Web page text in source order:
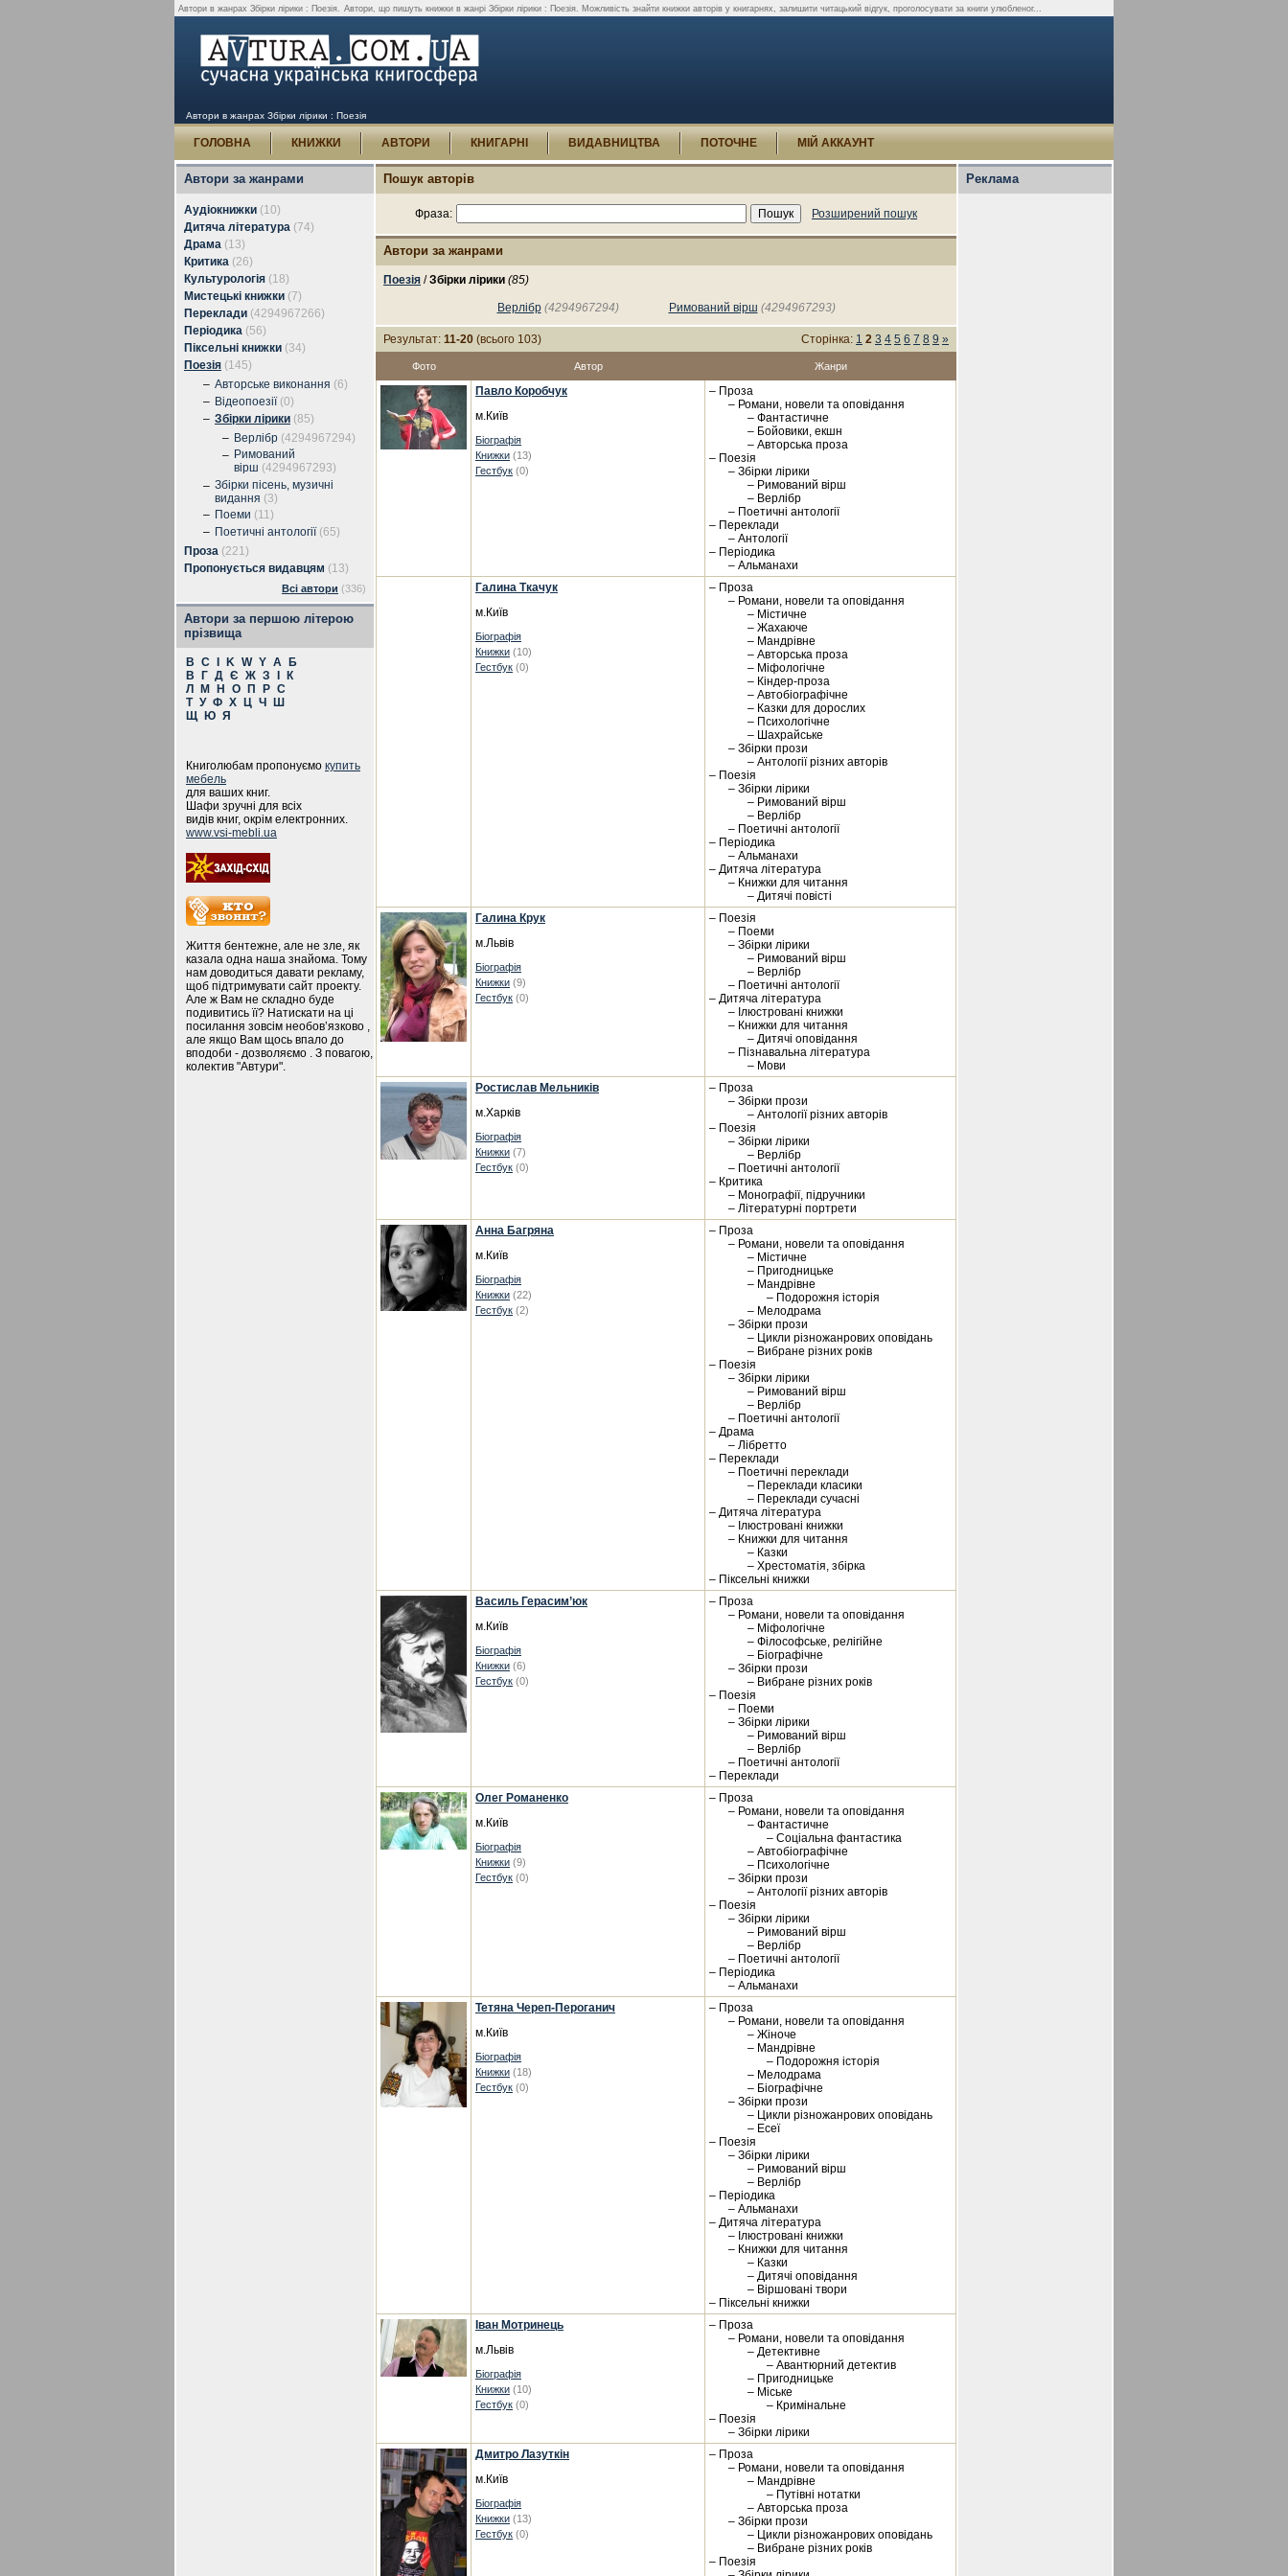
Автори в жанрах Збірки лірики : Поезія. Автори, що пишуть книжки в жанрі Збірки лірики : Поезія. Можливість знайти книжки авторів у книгарнях, залишити читацький відгук, проголосувати за книги улюбленог...
Автори в жанрах Збірки лірики : Поезія
ГОЛОВНА КНИЖКИ АВТОРИ КНИГАРНІ ВИДАВНИЦТВА ПОТОЧНЕ МІЙ АККАУНТ
Автори за жанрами
Аудіокнижки (10)
Дитяча література (74)
Драма (13)
Критика (26)
Культурологія (18)
Мистецькі книжки (7)
Переклади (4294967266)
Періодика (56)
Піксельні книжки (34)
Поезія (145)
– Авторське виконання (6)
– Відеопоезії (0)
– Збірки лірики (85)
– Верлібр (4294967294)
– Римований
вірш (4294967293)
– Збірки пісень, музичні
видання (3)
– Поеми (11)
– Поетичні антології (65)
Проза (221)
Пропонується видавцям (13)
Всі автори (336)
Автори за першою літерою
прізвища
B C K W Y А
Б
В
Г Д Є Ж З
К
Л
М Н О П Р С
Т У Ф Х Ц Ч
Ш
Щ
Ю Я
Книголюбам пропонуємо купить
мебель
для ваших книг.
Шафи зручні для всіх
видів книг, окрім електронних.
www.vsi-mebli.ua
Життя бентежне, але не зле, як
казала одна наша знайома. Тому
нам доводиться давати рекламу,
щоб підтримувати сайт проекту.
Але ж Вам не складно буде
подивитись її? Натискати на ці
посилання зовсім необов’язково ,
але якщо Вам щось впало до
вподоби - дозволяємо . З повагою,
колектив "Автури".
Пошук авторів
Фраза: Розширений пошук
Автори за жанрами
Поезія /Збірки лірики (85)
Верлібр (4294967294) Римований вірш (4294967293)
Результат: 11-20 (всього 103) Сторінка: 1 2 3 4 5 6 7 8 9 »
Фото Автор Жанри
Павло Коробчук
м.Київ
Біографія
Книжки (13)
Гестбук (0)
– Проза
– Романи, новели та оповідання
– Фантастичне
– Бойовики, екшн
– Авторська проза
– Поезія
– Збірки лірики
– Римований вірш
– Верлібр
– Поетичні антології
– Переклади
– Антології
– Періодика
– Альманахи
Галина Ткачук
м.Київ
Біографія
Книжки (10)
Гестбук (0)
– Проза
– Романи, новели та оповідання
– Містичне
– Жахаюче
– Мандрівне
– Авторська проза
– Міфологічне
– Кіндер-проза
– Автобіографічне
– Казки для дорослих
– Психологічне
– Шахрайське
– Збірки прози
– Антології різних авторів
– Поезія
– Збірки лірики
– Римований вірш
– Верлібр
– Поетичні антології
– Періодика
– Альманахи
– Дитяча література
– Книжки для читання
– Дитячі повісті
Галина Крук
м.Львів
Біографія
Книжки (9)
Гестбук (0)
– Поезія
– Поеми
– Збірки лірики
– Римований вірш
– Верлібр
– Поетичні антології
– Дитяча література
– Ілюстровані книжки
– Книжки для читання
– Дитячі оповідання
– Пізнавальна література
– Мови
Ростислав Мельників
м.Харків
Біографія
Книжки (7)
Гестбук (0)
– Проза
– Збірки прози
– Антології різних авторів
– Поезія
– Збірки лірики
– Верлібр
– Поетичні антології
– Критика
– Монографії, підручники
– Літературні портрети
Анна Багряна
м.Київ
Біографія
Книжки (22)
Гестбук (2)
– Проза
– Романи, новели та оповідання
– Містичне
– Пригодницьке
– Мандрівне
– Подорожня історія
– Мелодрама
– Збірки прози
– Цикли різножанрових оповідань
– Вибране різних років
– Поезія
– Збірки лірики
– Римований вірш
– Верлібр
– Поетичні антології
– Драма
– Лібретто
– Переклади
– Поетичні переклади
– Переклади класики
– Переклади сучасні
– Дитяча література
– Ілюстровані книжки
– Книжки для читання
– Казки
– Хрестоматія, збірка
– Піксельні книжки
Василь Герасим’юк
м.Київ
Біографія
Книжки (6)
Гестбук (0)
– Проза
– Романи, новели та оповідання
– Міфологічне
– Філософське, релігійне
– Біографічне
– Збірки прози
– Вибране різних років
– Поезія
– Поеми
– Збірки лірики
– Римований вірш
– Верлібр
– Поетичні антології
– Переклади
Олег Романенко
м.Київ
Біографія
Книжки (9)
Гестбук (0)
– Проза
– Романи, новели та оповідання
– Фантастичне
– Соціальна фантастика
– Автобіографічне
– Психологічне
– Збірки прози
– Антології різних авторів
– Поезія
– Збірки лірики
– Римований вірш
– Верлібр
– Поетичні антології
– Періодика
– Альманахи
Тетяна Череп-Пероганич
м.Київ
Біографія
Книжки (18)
Гестбук (0)
– Проза
– Романи, новели та оповідання
– Жіноче
– Мандрівне
– Подорожня історія
– Мелодрама
– Біографічне
– Збірки прози
– Цикли різножанрових оповідань
– Есеї
– Поезія
– Збірки лірики
– Римований вірш
– Верлібр
– Періодика
– Альманахи
– Дитяча література
– Ілюстровані книжки
– Книжки для читання
– Казки
– Дитячі оповідання
– Віршовані твори
– Піксельні книжки
Іван Мотринець
м.Львів
Біографія
Книжки (10)
Гестбук (0)
– Проза
– Романи, новели та оповідання
– Детективне
– Авантюрний детектив
– Пригодницьке
– Міське
– Кримінальне
– Поезія
– Збірки лірики
Дмитро Лазуткін
м.Київ
Біографія
Книжки (13)
Гестбук (0)
– Проза
– Романи, новели та оповідання
– Мандрівне
– Путівні нотатки
– Авторська проза
– Збірки прози
– Цикли різножанрових оповідань
– Вибране різних років
– Поезія
Реклама